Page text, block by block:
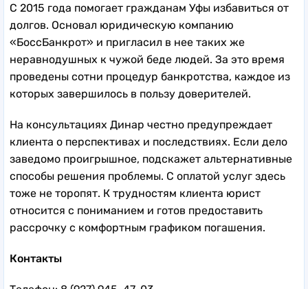
С 2015 года помогает гражданам Уфы избавиться от
долгов. Основал юридическую компанию
«БоссБанкрот» и пригласил в нее таких же
неравнодушных к чужой беде людей. За это время
проведены сотни процедур банкротства, каждое из
которых завершилось в пользу доверителей.
На консультациях Динар честно предупреждает
клиента о перспективах и последствиях. Если дело
заведомо проигрышное, подскажет альтернативные
способы решения проблемы. С оплатой услуг здесь
тоже не торопят. К трудностям клиента юрист
относится с пониманием и готов предоставить
рассрочку с комфортным графиком погашения.
Контакты